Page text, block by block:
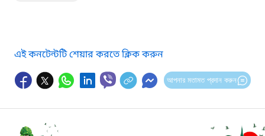
এই কনটেন্টটি শেয়ার করতে ক্লিক করুন
আপনার মতামত প্রদান করুন